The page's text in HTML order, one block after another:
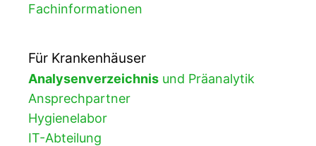
Fachinformationen
Für Krankenhäuser
Analysenverzeichnis und Präanalytik
Ansprechpartner
Hygienelabor
IT-Abteilung